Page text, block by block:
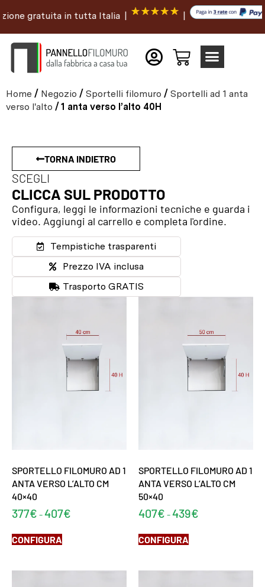
gratuita in tutta Italia | |
Home / Negozio / Sportelli filomuro / Sportelli ad 1 anta
verso l'alto / 1 anta verso l’alto 40H
TORNA INDIETRO
SCEGLI
CLICCA SUL PRODOTTO
Configura, leggi le informazioni tecniche e guarda i
video. Aggiungi al carrello e completa l'ordine.
Tempistiche trasparenti
Prezzo IVA inclusa
Trasporto GRATIS
SPORTELLO FILOMURO AD 1
ANTA VERSO L’ALTO CM
40×40
377€ -407€
CONFIGURA
SPORTELLO FILOMURO AD 1
ANTA VERSO L’ALTO CM
50×40
407€ -439€
CONFIGURA